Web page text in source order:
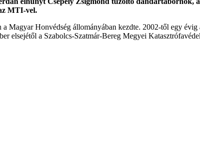
MTI-vel.
Magyar Honvédség állományában kezdte. 2002-től egy
elsejétől a Szabolcs-Szatmár-Bereg Megyei